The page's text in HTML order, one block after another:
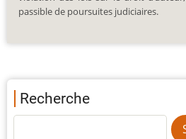
passible de poursuites judiciaires.
Recherche